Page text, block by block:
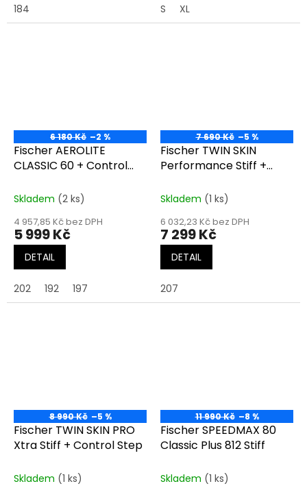
184 S XL
6 180 Kč –2 %
Fischer AEROLITE
CLASSIC 60 + Control
Skladem (2 ks)
4 957,85 Kč bez DPH
5 999 Kč
DETAIL
202 192 197
7 690 Kč –5 %
Fischer TWIN SKIN
Performance Stiff +
7690,-Kč
Skladem (1 ks)
6 032,23 Kč bez DPH
7 299 Kč
DETAIL
207
8 990 Kč –5 %
Fischer TWIN SKIN PRO
Xtra Stiff + Control Step
Skladem (1 ks)
11 990 Kč –8 %
Fischer SPEEDMAX 80
Classic Plus 812 Stiff
Skladem (1 ks)